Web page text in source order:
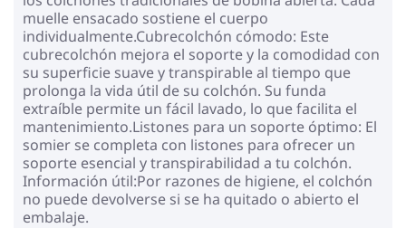
muelle ensacado sostiene el cuerpo
individualmente.Cubrecolchón cómodo: Este
cubrecolchón mejora el soporte y la comodidad con
su superficie suave y transpirable al tiempo que
prolonga la vida útil de su colchón. Su funda
extraíble permite un fácil lavado, lo que facilita el
mantenimiento.Listones para un soporte óptimo: El
somier se completa con listones para ofrecer un
soporte esencial y transpirabilidad a tu colchón.
Información útil:Por razones de higiene, el colchón
no puede devolverse si se ha quitado o abierto el
embalaje.